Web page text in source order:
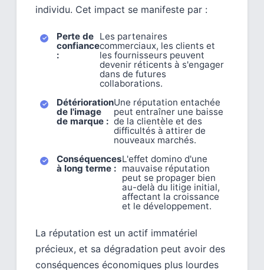
individu. Cet impact se manifeste par :
Perte de
confiance
:
Les partenaires
commerciaux, les clients et
les fournisseurs peuvent
devenir réticents à s'engager
dans de futures
collaborations.
Détérioration
de l'image
de marque :
Une réputation entachée
peut entraîner une baisse
de la clientèle et des
difficultés à attirer de
nouveaux marchés.
Conséquences
à long terme :
L'effet domino d'une
mauvaise réputation
peut se propager bien
au-delà du litige initial,
affectant la croissance
et le développement.
La réputation est un actif immatériel
précieux, et sa dégradation peut avoir des
conséquences économiques plus lourdes